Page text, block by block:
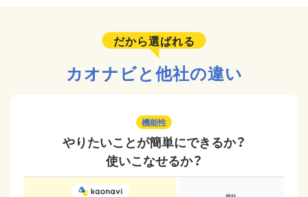
だから選ばれる
カオナビと他社の違い
機能性
やりたいことが簡単にできるか？
使いこなせるか？